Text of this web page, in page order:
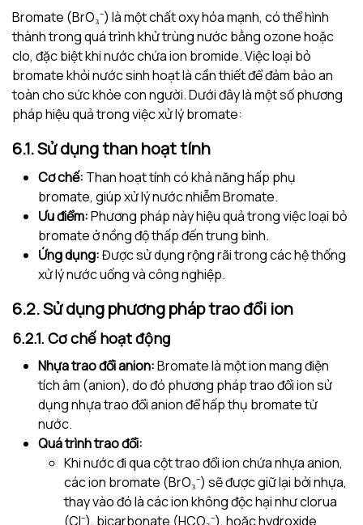
Bromate (BrO₃⁻) là một chất oxy hóa mạnh, có thể hình
thành trong quá trình khử trùng nước bằng ozone hoặc
clo, đặc biệt khi nước chứa ion bromide. Việc loại bỏ
bromate khỏi nước sinh hoạt là cần thiết để đảm bảo an
toàn cho sức khỏe con người. Dưới đây là một số phương
pháp hiệu quả trong việc xử lý bromate:
6.1. Sử dụng than hoạt tính
Cơ chế: Than hoạt tính có khả năng hấp phụ
bromate, giúp xử lý nước nhiễm Bromate.
Ưu điểm:Phương pháp này hiệu quả trong việc loại bỏ
bromate ở nồng độ thấp đến trung bình.
Ứng dụng:Được sử dụng rộng rãi trong các hệ thống
xử lý nước uống và công nghiệp.
6.2. Sử dụng phương pháp trao đổi ion
6.2.1. Cơ chế hoạt động
Nhựa trao đổi anion:Bromate là một ion mang điện
tích âm (anion), do đó phương pháp trao đổi ion sử
dụng nhựa trao đổi anion để hấp thụ bromate từ
nước.
Quá trình trao đổi:
Khi nước đi qua cột trao đổi ion chứa nhựa anion,
các ion bromate (BrO₃⁻) sẽ được giữ lại bởi nhựa,
thay vào đó là các ion không độc hại như clorua
(Cl⁻), bicarbonate (HCO₃⁻), hoặc hydroxide